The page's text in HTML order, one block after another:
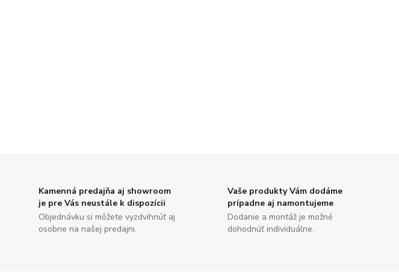
Kamenná predajňa aj showroom
je pre Vás neustále k dispozícii
Objednávku si môžete vyzdvihnúť aj
osobne na našej predajni.
Vaše produkty Vám dodáme
prípadne aj namontujeme
Dodanie a montáž je možné
dohodnúť individuálne.